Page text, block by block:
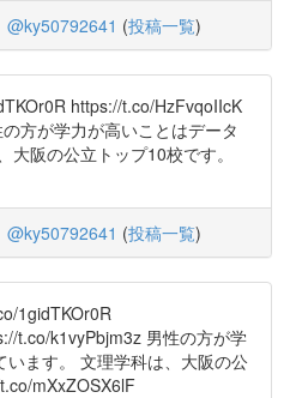
@ky50792641 (投稿一覧)
https://t.co/HzFvqoIIcK
方が学力が高いことはデータ
阪の公立トップ10校です。
@ky50792641 (投稿一覧)
1gidTKOr0R
t.co/k1vyPbjm3z 男性の方が学
います。 文理学科は、大阪の公
mXxZOSX6lF